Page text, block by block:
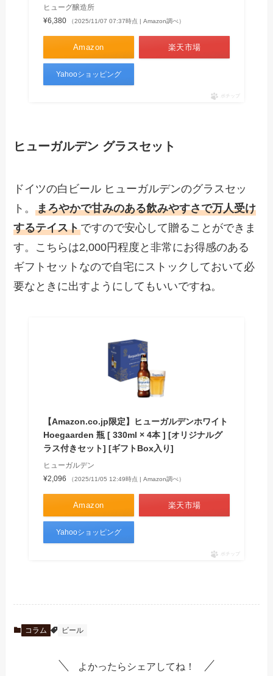
ヒューグ醸造所
¥6,380
（2025/11/07 07:37時点 | Amazon調べ）
Amazon 楽天市場
Yahooショッピング
ポチップ
ヒューガルデン グラスセット
ドイツの白ビール ヒューガルデンのグラスセッ
ト。まろやかで甘みのある飲みやすさで万人受け
するテイストですので安心して贈ることができま
す。こちらは2,000円程度と非常にお得感のある
ギフトセットなので自宅にストックしておいて必
要なときに出すようにしてもいいですね。
【Amazon.co.jp限定】ヒューガルデンホワイト
Hoegaarden 瓶 [ 330ml × 4本 ] [オリジナルグ
ラス付きセット] [ギフトBox入り]
ヒューガルデン
¥2,096
（2025/11/05 12:49時点 | Amazon調べ）
Amazon 楽天市場
Yahooショッピング
ポチップ
コラム ビール
よかったらシェアしてね！